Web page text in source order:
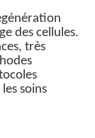
des cellules.
très
soins